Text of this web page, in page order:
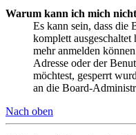
Warum kann ich mich
Es kann sein, dass die
komplett
mehr anmelden
Adresse oder der
möchtest, gesperrt
an die Board-
Nach oben